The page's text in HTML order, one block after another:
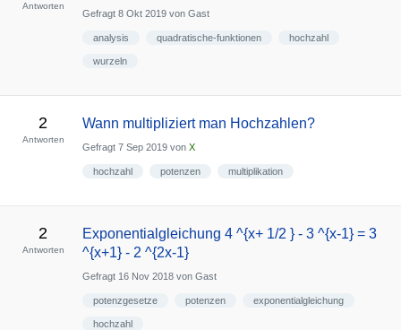
Antworten
Gefragt 8 Okt 2019 von Gast
analysis quadratische-funktionen hochzahl
wurzeln
2
Antworten
Wann multipliziert man Hochzahlen?
Gefragt 7 Sep 2019 von X
hochzahl potenzen multiplikation
2
Antworten
Exponentialgleichung 4 ^{x+ 1/2 } - 3 ^{x-1} = 3
^{x+1} - 2 ^{2x-1}
Gefragt 16 Nov 2018 von Gast
potenzgesetze potenzen exponentialgleichung
hochzahl